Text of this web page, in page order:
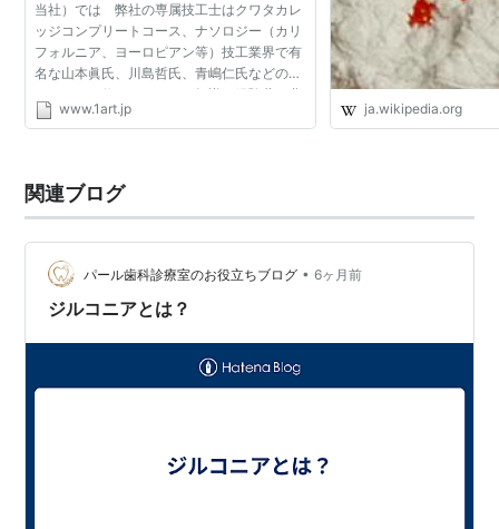
当社）では 弊社の専属技工士はクワタカレ
ッジコンプリートコース、ナソロジー（カリ
フォルニア、ヨーロピアン等）技工業界で有
名な山本眞氏、川島哲氏、青嶋仁氏などの各
セミナーを修了している、知識、経験共に豊
富なテクニシャンが従事しております。患者
www.1art.jp ja.wikipedia.org
関連ブログ
パール歯科診療室のお役立ちブログ • 6ヶ月前
ジルコニアとは？